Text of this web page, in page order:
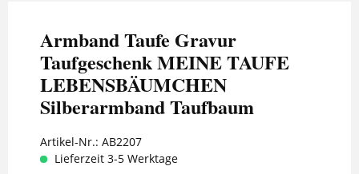
Armband Taufe Gravur
Taufgeschenk MEINE TAUFE
LEBENSBÄUMCHEN
Silberarmband Taufbaum
Artikel-Nr.: AB2207
Lieferzeit 3-5 Werktage